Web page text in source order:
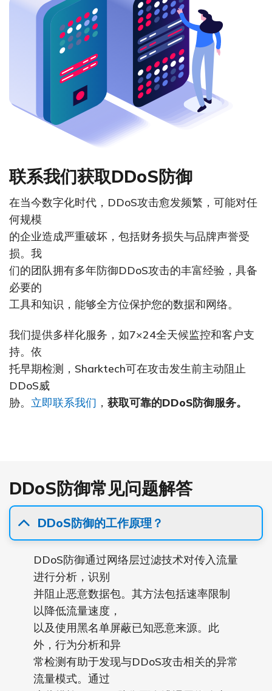
联系我们获取DDoS防御
在当今数字化时代，DDoS攻击愈发频繁，可能对任
何规模
的企业造成严重破坏，包括财务损失与品牌声誉受
损。我
们的团队拥有多年防御DDoS攻击的丰富经验，具备
必要的
工具和知识，能够全方位保护您的数据和网络。
我们提供多样化服务，如7×24全天候监控和客户支
持。依
托早期检测，Sharktech可在攻击发生前主动阻止
DDoS威
胁。 立即联系我们 ， 获取可靠的DDoS防御服务。
DDoS防御常见问题解答
DDoS防御的工作原理？
DDoS防御通过网络层过滤技术对传入流量
进行分析，识别
并阻止恶意数据包。其方法包括速率限制
以降低流量速度，
以及使用黑名单屏蔽已知恶意来源。此
外，行为分析和异
常检测有助于发现与DDoS攻击相关的异常
流量模式。通过